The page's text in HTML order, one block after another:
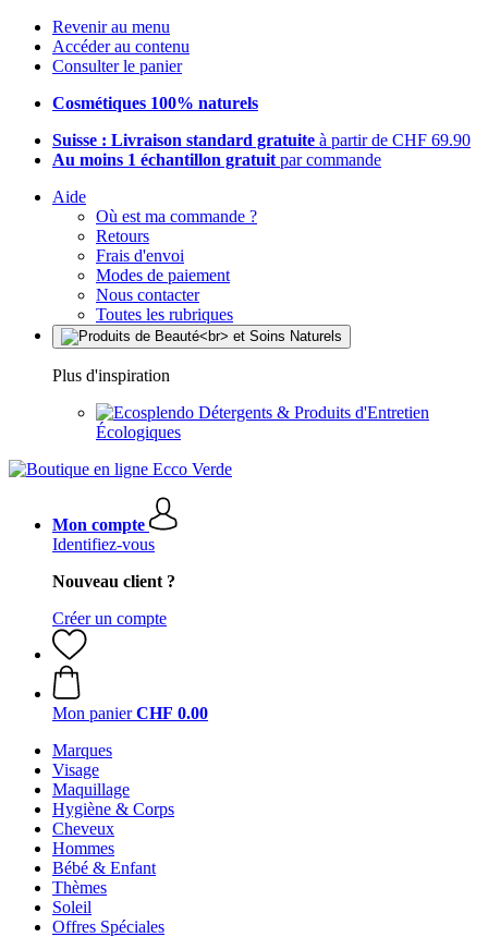
Revenir au menu
Accéder au contenu
Consulter le panier
Cosmétiques 100% naturels
Suisse : Livraison standard gratuite à partir de CHF 69.90
Au moins 1 échantillon gratuit par commande
Aide
Où est ma commande ?
Retours
Frais d'envoi
Modes de paiement
Nous contacter
Toutes les rubriques
Plus d'inspiration
Détergents & Produits d'Entretien
Écologiques
Mon compte
Identifiez-vous
Nouveau client ?
Créer un compte
Mon panier CHF 0.00
Marques
Visage
Maquillage
Hygiène & Corps
Cheveux
Hommes
Bébé & Enfant
Thèmes
Soleil
Offres Spéciales